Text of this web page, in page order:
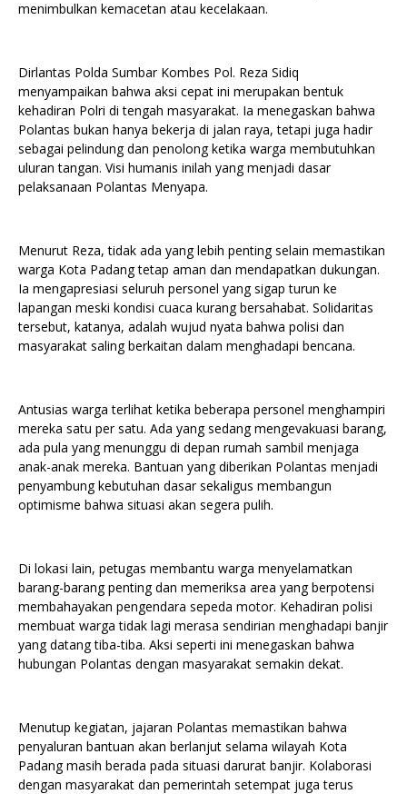
menimbulkan kemacetan atau kecelakaan.
Dirlantas Polda Sumbar Kombes Pol. Reza Sidiq
menyampaikan bahwa aksi cepat ini merupakan bentuk
kehadiran Polri di tengah masyarakat. Ia menegaskan bahwa
Polantas bukan hanya bekerja di jalan raya, tetapi juga hadir
sebagai pelindung dan penolong ketika warga membutuhkan
uluran tangan. Visi humanis inilah yang menjadi dasar
pelaksanaan Polantas Menyapa.
Menurut Reza, tidak ada yang lebih penting selain memastikan
warga Kota Padang tetap aman dan mendapatkan dukungan.
Ia mengapresiasi seluruh personel yang sigap turun ke
lapangan meski kondisi cuaca kurang bersahabat. Solidaritas
tersebut, katanya, adalah wujud nyata bahwa polisi dan
masyarakat saling berkaitan dalam menghadapi bencana.
Antusias warga terlihat ketika beberapa personel menghampiri
mereka satu per satu. Ada yang sedang mengevakuasi barang,
ada pula yang menunggu di depan rumah sambil menjaga
anak-anak mereka. Bantuan yang diberikan Polantas menjadi
penyambung kebutuhan dasar sekaligus membangun
optimisme bahwa situasi akan segera pulih.
Di lokasi lain, petugas membantu warga menyelamatkan
barang-barang penting dan memeriksa area yang berpotensi
membahayakan pengendara sepeda motor. Kehadiran polisi
membuat warga tidak lagi merasa sendirian menghadapi banjir
yang datang tiba-tiba. Aksi seperti ini menegaskan bahwa
hubungan Polantas dengan masyarakat semakin dekat.
Menutup kegiatan, jajaran Polantas memastikan bahwa
penyaluran bantuan akan berlanjut selama wilayah Kota
Padang masih berada pada situasi darurat banjir. Kolaborasi
dengan masyarakat dan pemerintah setempat juga terus